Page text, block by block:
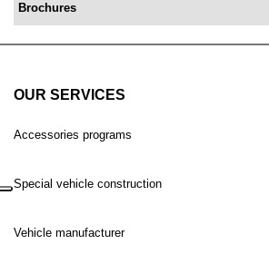
Brochures
OUR SERVICES
Accessories programs
Special vehicle construction
Vehicle manufacturer